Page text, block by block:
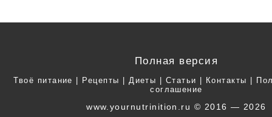
Полная версия
Твоё питание | Рецепты | Диеты | Статьи | Контакты |
соглашение
www.yournutrinition.ru © 2016 — 2026